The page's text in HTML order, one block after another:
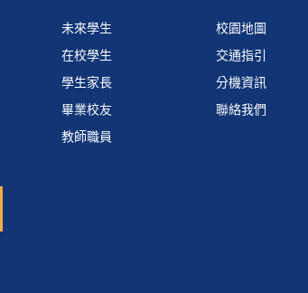
未來學生
在校學生
學生家長
畢業校友
教師職員
校園地圖
交通指引
分機資訊
聯絡我們